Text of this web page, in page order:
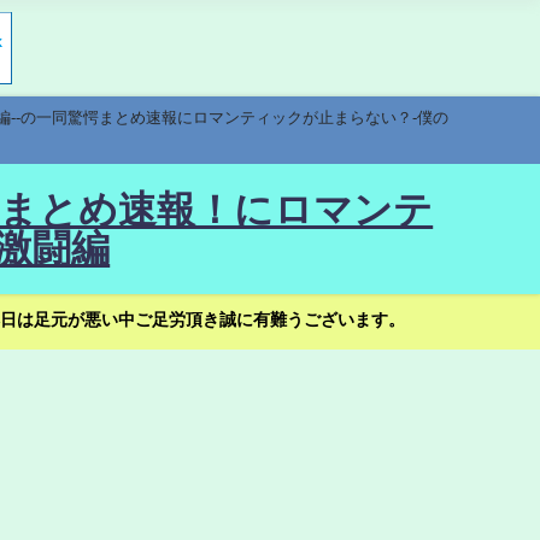
の一同驚愕まとめ速報にロマンティックが止まらない？-僕の
とめ速報！にロマンテ
闘編
足元が悪い中ご足労頂き誠に有難うございます。